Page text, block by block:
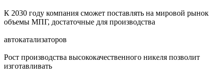
К 2030 году компания сможет поставлять на мировой рынок
объемы МПГ, достаточные для производства
автокатализаторов
Рост производства высококачественного никеля позволит
изготавливать